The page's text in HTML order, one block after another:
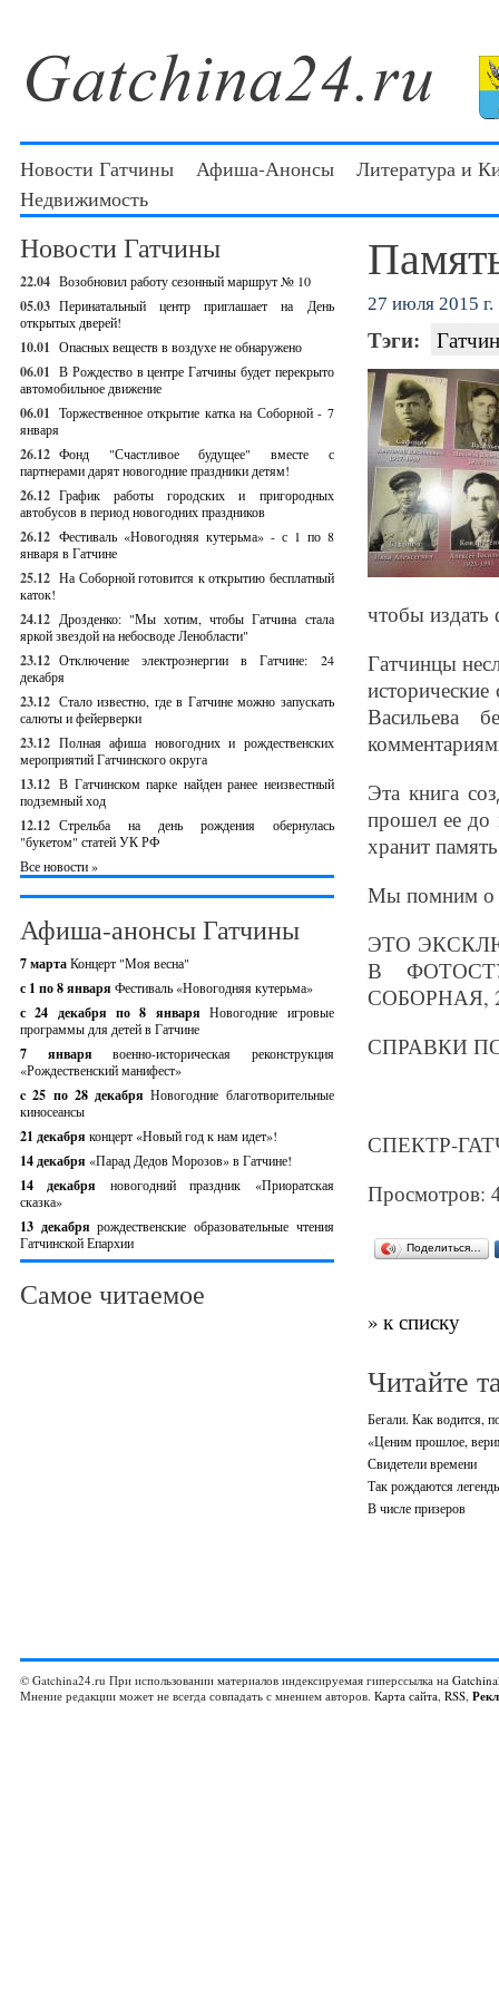
Новости Гатчины Афиша-Анонсы
Литература и
Недвижимость
Новости Гатчины
22.04 Возобновил работу сезонный маршрут № 10
05.03 Перинатальный центр приглашает на День
открытых дверей!
10.01 Опасных веществ в воздухе не обнаружено
06.01 В Рождество в центре Гатчины будет перекрыто
автомобильное движение
06.01 Торжественное открытие катка на Соборной - 7
января
26.12 Фонд "Счастливое будущее" вместе с
партнерами дарят новогодние праздники детям!
26.12 График работы городских и пригородных
автобусов в период новогодних праздников
26.12 Фестиваль «Новогодняя кутерьма» - с 1 по 8
января в Гатчине
25.12 На Соборной готовится к открытию бесплатный
каток!
24.12 Дрозденко: "Мы хотим, чтобы Гатчина стала
яркой звездой на небосводе Ленобласти"
23.12 Отключение электроэнергии в Гатчине: 24
декабря
23.12 Стало известно, где в Гатчине можно запускать
салюты и фейерверки
23.12 Полная афиша новогодних и рождественских
мероприятий Гатчинского округа
13.12 В Гатчинском парке найден ранее неизвестный
подземный ход
12.12 Стрельба на день рождения обернулась
"букетом" статей УК РФ
Все новости »
Афиша-анонсы Гатчины
7 мартаКонцерт "Моя весна"
с 1 по 8 января Фестиваль «Новогодняя кутерьма»
с 24 декабря по 8 январяНовогодние игровые
программы для детей в Гатчине
7 январявоенно-историческая реконструкция
«Рождественский манифест»
c 25 по 28 декабряНовогодние благотворительные
киносеансы
21 декабря концерт «Новый год к нам идет»!
14 декабря «Парад Дедов Морозов» в Гатчине!
14 декабря новогодний праздник «Приоратская
сказка»
13 декабрярождественские образовательные чтения
Гатчинской Епархии
Самое читаемое
27 июля 2015 г.
Тэги:
чтобы издать
Гатчинцы
Васильева
Эта книга
прошел ее до
хранит
Мы помним о
ЭТО
В
СОБОРНАЯ,
СПРАВКИ ПО
СПЕКТР-
Просмотров:
Поделиться…
» к списку
Читайте
Бегали. Как водится,
«Ценим прошлое,
Свидетели времени
Так рождаются
В числе призеров
© Gatchina24.ru При использовании материалов индексируемая гиперссылка на
Мнение редакции может не всегда совпадать с мнением авторов. Карта сайта, RSS,